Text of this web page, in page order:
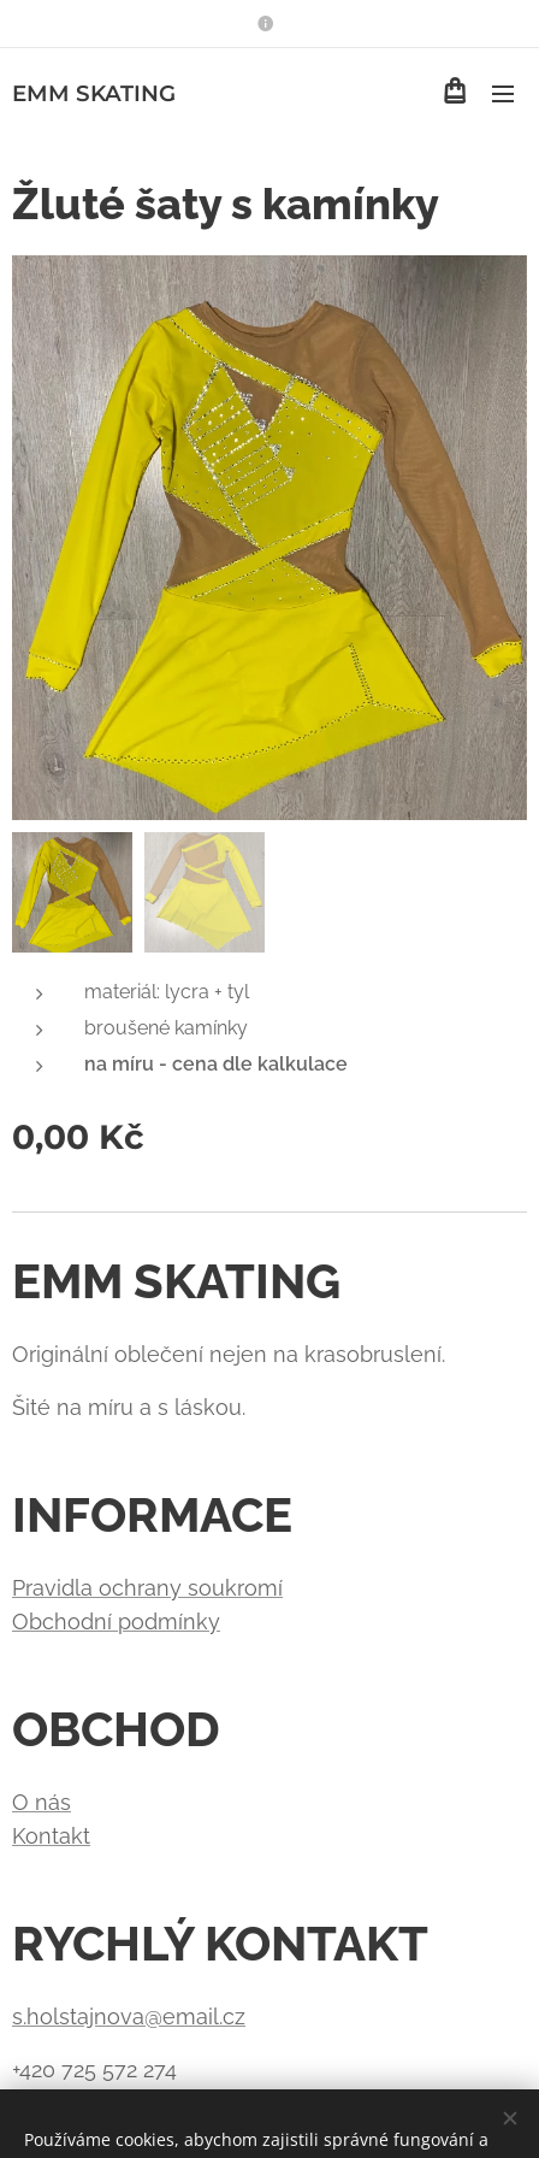
EMM SKATING
Žluté šaty s kamínky
materiál: lycra + tyl
broušené kamínky
na míru - cena dle kalkulace
0,00 Kč
EMM SKATING
Originální oblečení nejen na krasobruslení.
Šité na míru a s láskou.
INFORMACE
Pravidla ochrany soukromí
Obchodní podmínky
OBCHOD
O nás
Kontakt
RYCHLÝ KONTAKT
s.holstajnova@email.cz
+420 725 572 274
Používáme cookies, abychom zajistili správné fungování a